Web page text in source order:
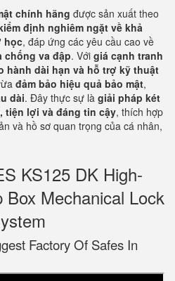
chính hãng được sản xuất theo
định nghiêm ngặt về khả
học, đáp ứng các yêu cầu cao về
chống va đập. Với giá cạnh tranh
hành dài hạn và hỗ trợ kỹ thuật
đảm bảo hiệu quả bảo mật,
dài. Đây thực sự là giải pháp két
tiện lợi và đáng tin cậy, thích hợp
và hồ sơ quan trọng của cá nhân,
KS125 DK High-
Mechanical Lock
Factory Of Safes In